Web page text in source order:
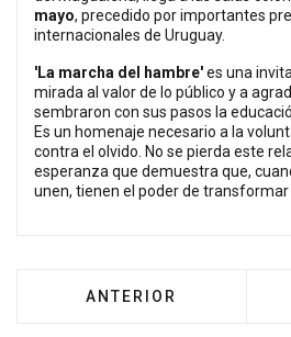
mayo, precedido por importantes
internacionales de Uruguay.
'La marcha del hambre'es una
mirada al valor de lo público y a
sembraron con sus pasos la
Es un homenaje necesario a la
contra el olvido. No se pierda este
esperanza que demuestra que,
unen, tienen el poder de transformar
ARTÍCULO ANTERIOR:
ANTERIOR